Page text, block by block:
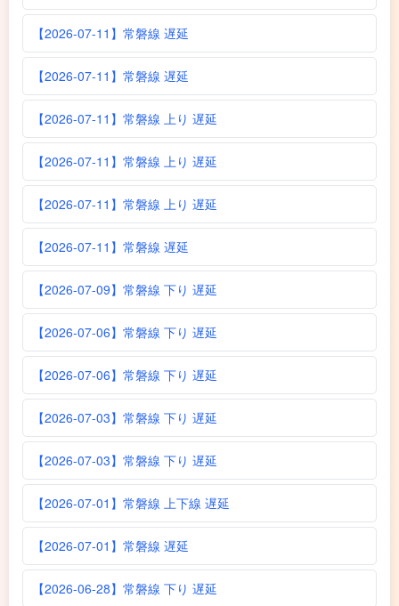
【2026-07-11】常磐線 遅延
【2026-07-11】常磐線 遅延
【2026-07-11】常磐線 上り 遅延
【2026-07-11】常磐線 上り 遅延
【2026-07-11】常磐線 上り 遅延
【2026-07-11】常磐線 遅延
【2026-07-09】常磐線 下り 遅延
【2026-07-06】常磐線 下り 遅延
【2026-07-06】常磐線 下り 遅延
【2026-07-03】常磐線 下り 遅延
【2026-07-03】常磐線 下り 遅延
【2026-07-01】常磐線 上下線 遅延
【2026-07-01】常磐線 遅延
【2026-06-28】常磐線 下り 遅延